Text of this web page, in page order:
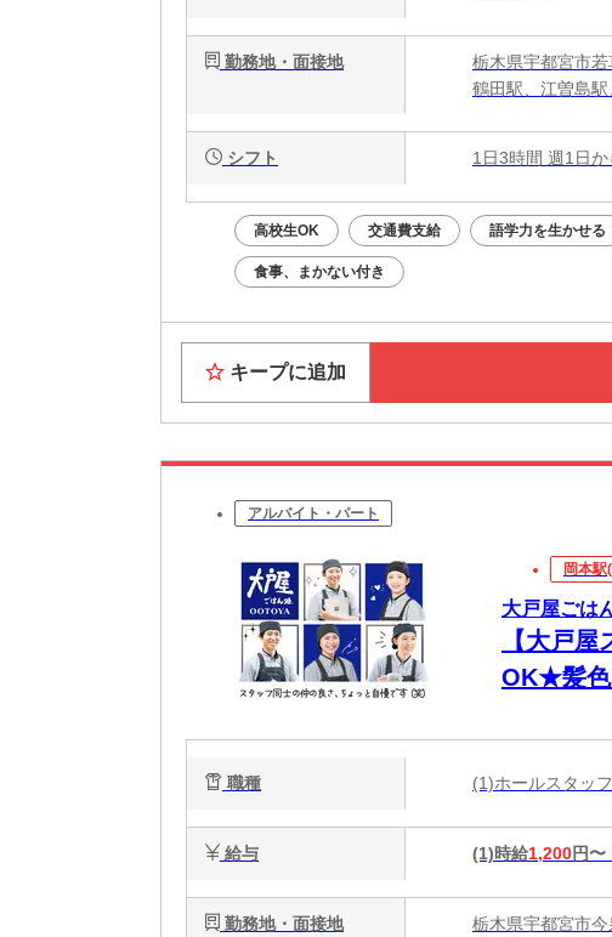
勤務地・面接地
栃木県宇都宮市
鶴田駅、江曽島
シフト 1日3時間 週1日か
高校生OK 交通費支給 語学力を生かせる
食事、まかない付き
キープに追加
アルバイト・パート
岡本駅
大戸屋ごは
【大戸
OK★髪色
職種 (1)ホールスタ
給与 (1)時給1,200円〜
勤務地・面接地
栃木県宇都宮市